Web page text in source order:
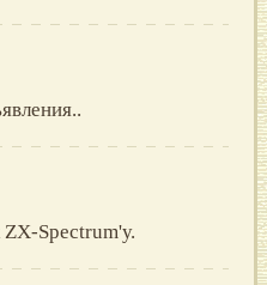
Spectrum'у.